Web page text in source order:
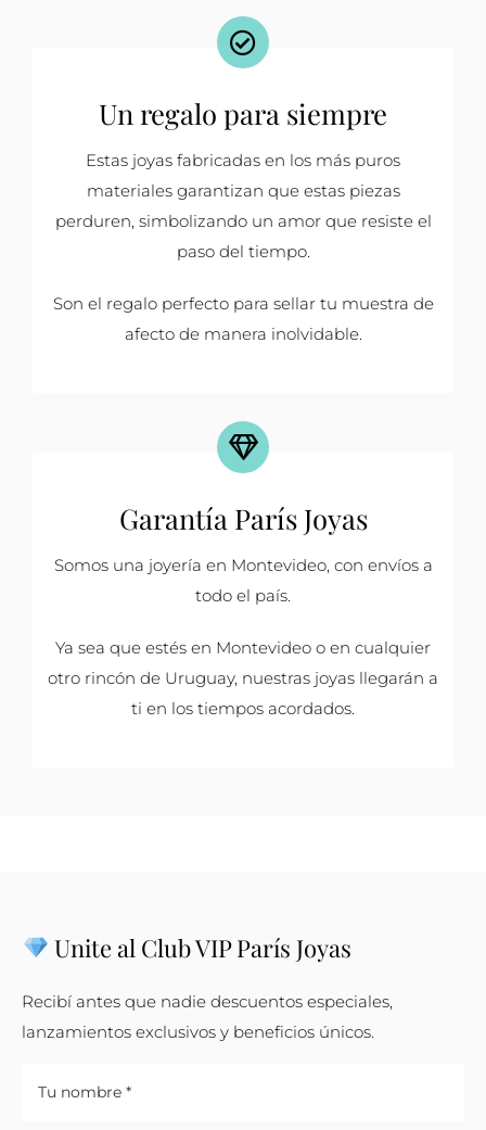
Un regalo para siempre
Estas joyas fabricadas en los más puros
materiales garantizan que estas piezas
perduren, simbolizando un amor que resiste el
paso del tiempo.
Son el regalo perfecto para sellar tu muestra de
afecto de manera inolvidable.
Garantía París Joyas
Somos una joyería en Montevideo, con envíos a
todo el país.
Ya sea que estés en Montevideo o en cualquier
otro rincón de Uruguay, nuestras joyas llegarán a
ti en los tiempos acordados.
Unite al Club VIP París Joyas
Recibí antes que nadie descuentos especiales,
lanzamientos exclusivos y beneficios únicos.